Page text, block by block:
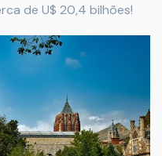
de U$ 20,4 bilhões!